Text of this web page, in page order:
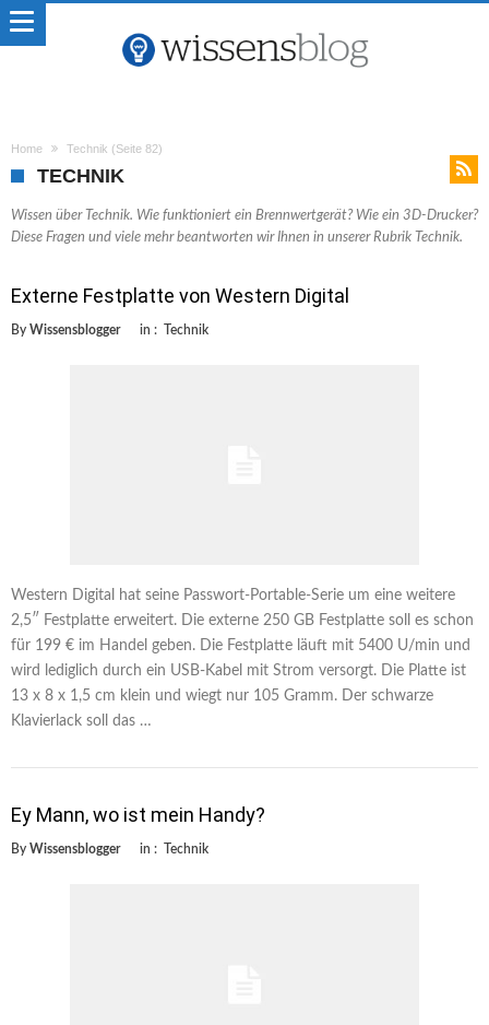
Home Technik (Seite 82)
TECHNIK
Wissen über Technik. Wie funktioniert ein Brennwertgerät? Wie ein 3D-Drucker?
Diese Fragen und viele mehr beantworten wir Ihnen in unserer Rubrik Technik.
Externe Festplatte von Western Digital
By Wissensblogger in : Technik
Western Digital hat seine Passwort-Portable-Serie um eine weitere
2,5″ Festplatte erweitert. Die externe 250 GB Festplatte soll es schon
für 199 € im Handel geben. Die Festplatte läuft mit 5400 U/min und
wird lediglich durch ein USB-Kabel mit Strom versorgt. Die Platte ist
13 x 8 x 1,5 cm klein und wiegt nur 105 Gramm. Der schwarze
Klavierlack soll das …
Ey Mann, wo ist mein Handy?
By Wissensblogger in : Technik